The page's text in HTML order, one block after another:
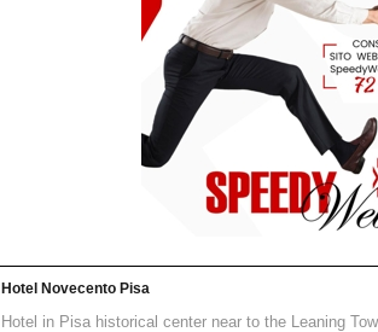
Hotel Novecento Pisa
Hotel in Pisa historical center near to the Leaning